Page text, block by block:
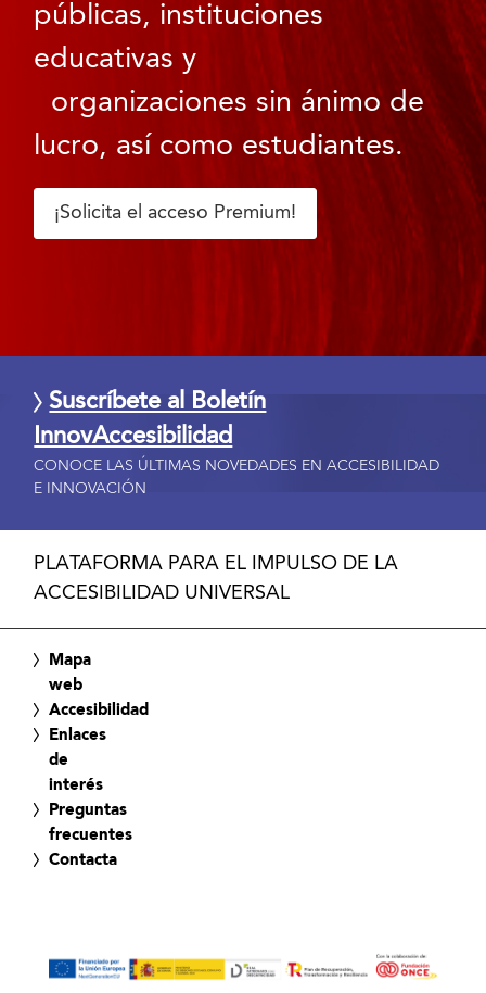
públicas, instituciones
educativas y
organizaciones sin ánimo de
lucro, así como estudiantes.
¡Solicita el acceso Premium!
Suscríbete al Boletín
InnovAccesibilidad
CONOCE LAS ÚLTIMAS NOVEDADES EN ACCESIBILIDAD
E INNOVACIÓN
PLATAFORMA PARA EL IMPULSO DE LA
ACCESIBILIDAD UNIVERSAL
Mapa
web
Accesibilidad
Enlaces
de
interés
Preguntas
frecuentes
Contacta